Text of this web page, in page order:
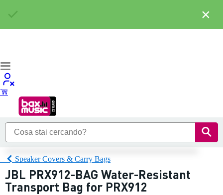
Speaker Covers & Carry Bags
JBL PRX912-BAG Water-Resistant
Transport Bag for PRX912
×